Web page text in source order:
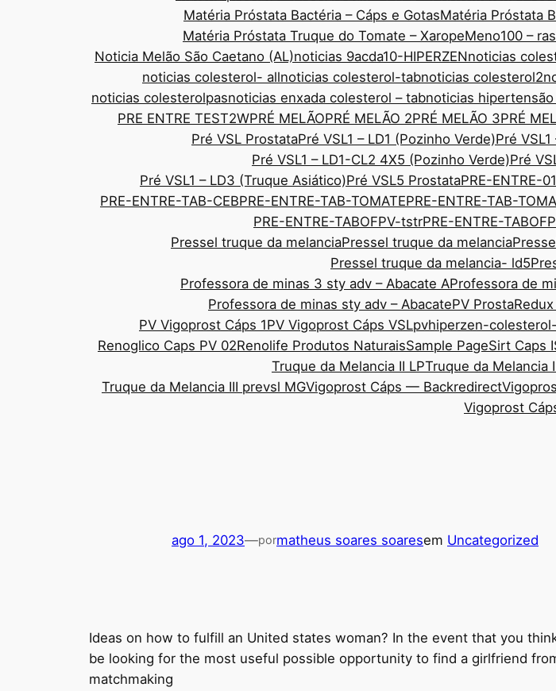
Matéria Próstata Bactéria – Cáps e GotasMatéria Próstata
Matéria Próstata Truque do Tomate – XaropeMeno100 –
Noticia Melão São Caetano (AL)noticias 9acda10-HIPERZENnoticias
noticias colesterol- allnoticias colesterol-tabnoticias colesterol2
noticias colesterolpasnoticias enxada colesterol – tabnoticias hipertensão
PRE ENTRE TEST2WPRÉ MELÃOPRÉ MELÃO 2PRÉ MELÃO 3PRÉ
Pré VSL ProstataPré VSL1 – LD1 (Pozinho Verde)Pré
Pré VSL1 – LD1-CL2 4X5 (Pozinho Verde)Pré
Pré VSL1 – LD3 (Truque Asiático)Pré VSL5 ProstataPRE-ENTRE-01
PRE-ENTRE-TAB-CEBPRE-ENTRE-TAB-TOMATEPRE-ENTRE-TAB-
PRE-ENTRE-TABOFPV-tstrPRE-ENTRE-
Pressel truque da melanciaPressel truque da melancia
Pressel truque da melancia- ld5
Professora de minas 3 sty adv – Abacate AProfessora de
Professora de minas sty adv – AbacatePV
PV Vigoprost Cáps 1PV Vigoprost Cáps VSLpvhiperzen-
Renoglico Caps PV 02Renolife Produtos NaturaisSample PageSirt Caps I
Truque da Melancia II LPTruque da Melancia
Truque da Melancia III prevsl MGVigoprost Cáps — Backredirect
Vigoprost
ago 1, 2023—pormatheus soares soaresem Uncategorized
Ideas on how to fulfill an United states woman? In the event that you
be looking for the most useful possible opportunity to find a girlfriend
matchmaking